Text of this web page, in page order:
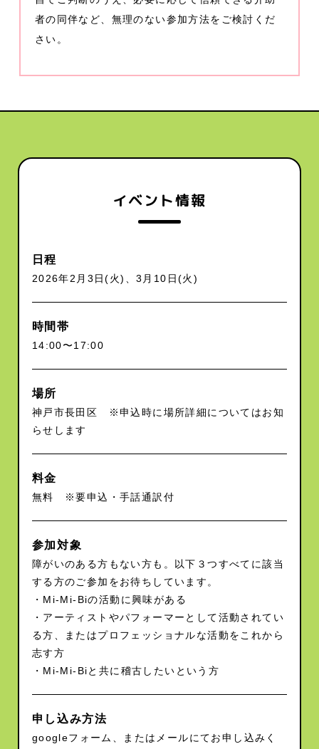
者の同伴など、無理のない参加方法をご検討くだ
さい。
イベント情報
日程
2026年2月3日(火)、3月10日(火)
時間帯
14:00〜17:00
場所
神戸市長田区 ※申込時に場所詳細についてはお知
らせします
料金
無料 ※要申込・手話通訳付
参加対象
障がいのある方もない方も。以下３つすべてに該当
する方のご参加をお待ちしています。
・Mi-Mi-Biの活動に興味がある
・アーティストやパフォーマーとして活動されてい
る方、またはプロフェッショナルな活動をこれから
志す方
・Mi-Mi-Biと共に稽古したいという方
申し込み方法
googleフォーム、またはメールにてお申し込みく